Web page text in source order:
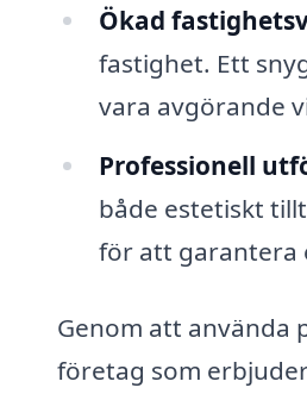
Ökad
fastighet. Ett
vara avgörande
Professionell
både estetiskt
för att garantera
Genom att använda
företag som